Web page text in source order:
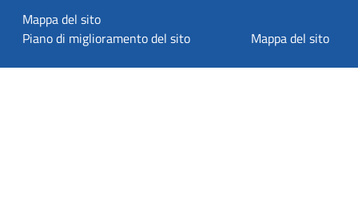
Mappa del sito
Piano di miglioramento del sito
Mappa del sito